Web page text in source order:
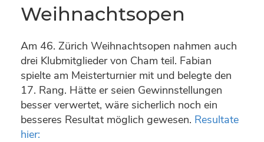
Weihnachtsopen
Am 46. Zürich Weihnachtsopen nahmen auch
drei Klubmitglieder von Cham teil. Fabian
spielte am Meisterturnier mit und belegte den
17. Rang. Hätte er seien Gewinnstellungen
besser verwertet, wäre sicherlich noch ein
besseres Resultat möglich gewesen. Resultate
hier: